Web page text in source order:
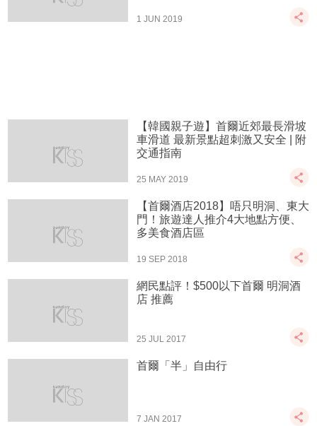
1 JUN 2019
【韓國親子遊】首爾近郊最長滑坡
車滑道 最新景點超刺激又安全 | 附
交通指南
25 MAY 2019
【首爾酒店2018】唔只明洞、東大
門！旅遊達人推介4大地點方便、
多美食酒店區
19 SEP 2018
網民點評！$500以下首爾 明洞酒
店 推薦
25 JUL 2017
首爾「半」自由行
7 JAN 2017